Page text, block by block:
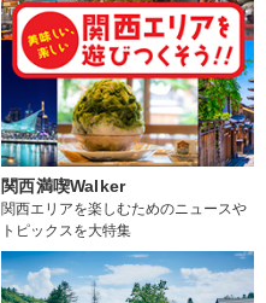
関西満喫Walker
関西エリアを楽しむためのニュースや
トピックスを大特集